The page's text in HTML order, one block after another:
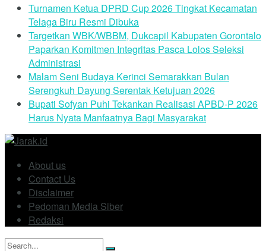
Turnamen Ketua DPRD Cup 2026 Tingkat Kecamatan
Telaga Biru Resmi Dibuka
Targetkan WBK/WBBM, Dukcapil Kabupaten Gorontalo
Paparkan Komitmen Integritas Pasca Lolos Seleksi
Administrasi
Malam Seni Budaya Kerinci Semarakkan Bulan
Serengkuh Dayung Serentak Ketujuan 2026
Bupati Sofyan Puhi Tekankan Realisasi APBD-P 2026
Harus Nyata Manfaatnya Bagi Masyarakat
About us
Contact Us
Disclaimer
Pedoman Media Siber
Redaksi